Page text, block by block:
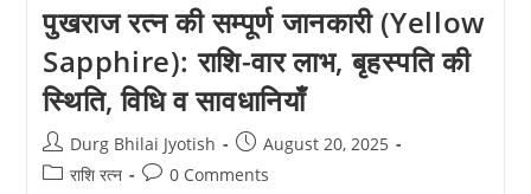
पुखराज रत्न की सम्पूर्ण जानकारी (Yellow
Sapphire): राशि-वार लाभ, बृहस्पति की
स्थिति, विधि व सावधानियाँ
Post
author:
Durg Bhilai Jyotish
Post
published:
August 20, 2025
Postराशि रत्न
Post0 Comments